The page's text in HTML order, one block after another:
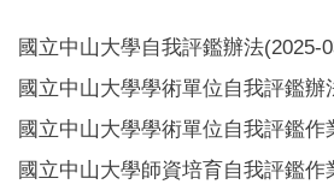
國立中山大學自我評鑑辦法(2025-
國立中山大學學術單位自我評鑑辦
國立中山大學學術單位自我評鑑作
國立中山大學師資培育自我評鑑作